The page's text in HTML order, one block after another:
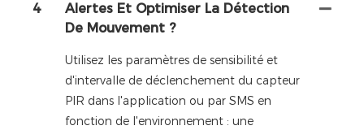
4
Alertes Et Optimiser La Détection
De Mouvement ?
Utilisez les paramètres de sensibilité et
d'intervalle de déclenchement du capteur
PIR dans l'application ou par SMS en
fonction de l'environnement : une